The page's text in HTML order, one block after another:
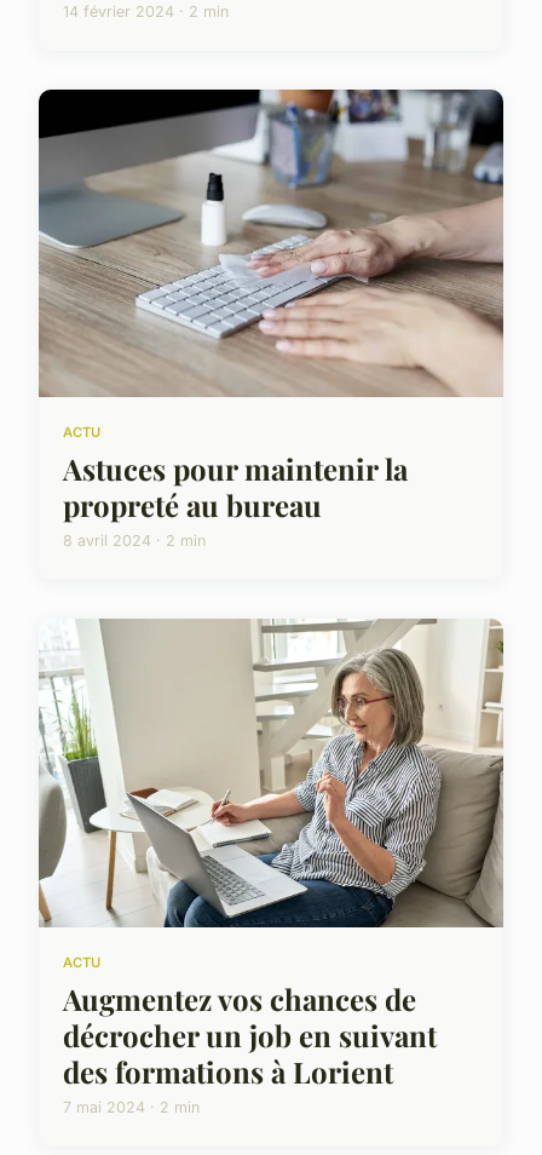
14 février 2024 · 2 min
ACTU
Astuces pour maintenir la
propreté au bureau
8 avril 2024 · 2 min
ACTU
Augmentez vos chances de
décrocher un job en suivant
des formations à Lorient
7 mai 2024 · 2 min